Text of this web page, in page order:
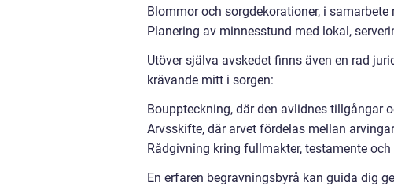
Blommor och sorgdekorationer, i samarbete
Planering av minnesstund med lokal,
Utöver själva avskedet finns även en rad
krävande mitt i sorgen:
Bouppteckning, där den avlidnes tillgångar
Arvsskifte, där arvet fördelas mellan
Rådgivning kring fullmakter, testamente
En erfaren begravningsbyrå kan guida dig